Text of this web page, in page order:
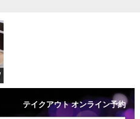
テイクアウト オンライン予約